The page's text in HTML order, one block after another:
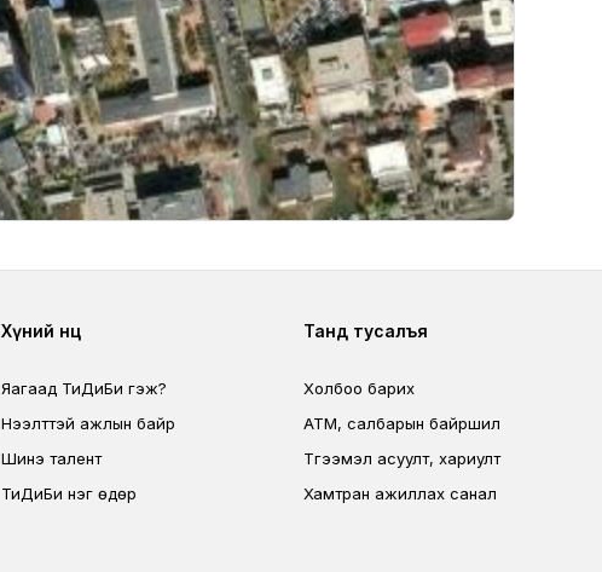
Footer second
Хүний нөөц
Яагаад ТиДиБи гэж?
Нээлттэй ажлын байр
Шинэ талент
ТиДиБи нэг өдөр
Footer fourth
Танд тусалъя
Холбоо барих
ATM, салбарын байршил
Түгээмэл асуулт, хариулт
Хамтран ажиллах санал